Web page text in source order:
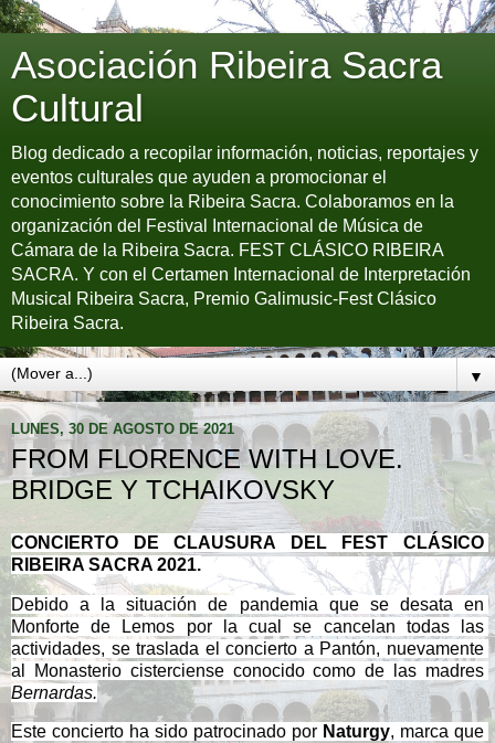
Asociación Ribeira Sacra
Cultural
Blog dedicado a recopilar información, noticias, reportajes y
eventos culturales que ayuden a promocionar el
conocimiento sobre la Ribeira Sacra. Colaboramos en la
organización del Festival Internacional de Música de
Cámara de la Ribeira Sacra. FEST CLÁSICO RIBEIRA
SACRA. Y con el Certamen Internacional de Interpretación
Musical Ribeira Sacra, Premio Galimusic-Fest Clásico
Ribeira Sacra.
▼
LUNES, 30 DE AGOSTO DE 2021
FROM FLORENCE WITH LOVE.
BRIDGE Y TCHAIKOVSKY
CONCIERTO DE CLAUSURA DEL FEST CLÁSICO
RIBEIRA SACRA 2021.
Debido a la situación de pandemia que se desata en
Monforte de Lemos por la cual se cancelan todas las
actividades, se traslada el concierto a Pantón, nuevamente
Bernardas.
Este concierto ha sido patrocinado por Naturgy, marca que